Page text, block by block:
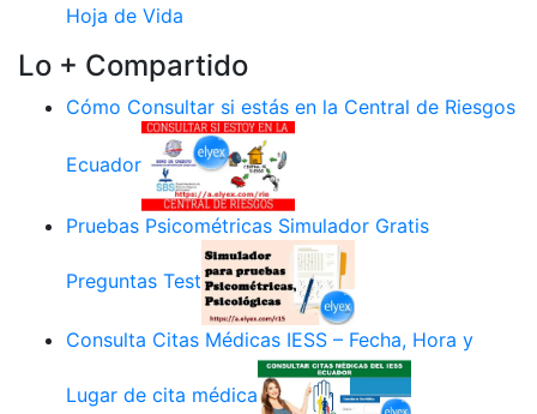
Hoja de Vida
Lo + Compartido
Cómo Consultar si estás en la Central de Riesgos
Ecuador
Pruebas Psicométricas Simulador Gratis
Preguntas Test
Consulta Citas Médicas IESS – Fecha, Hora y
Lugar de cita médica